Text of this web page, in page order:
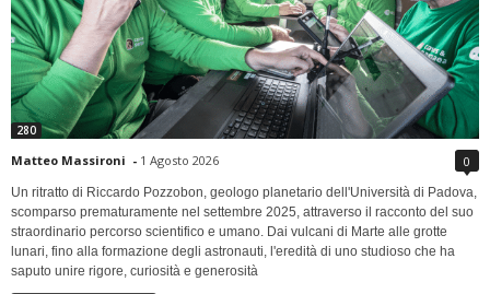
280
Matteo Massironi - 1 Agosto 2026 0
Un ritratto di Riccardo Pozzobon, geologo planetario dell'Università di Padova,
scomparso prematuramente nel settembre 2025, attraverso il racconto del suo
straordinario percorso scientifico e umano. Dai vulcani di Marte alle grotte
lunari, fino alla formazione degli astronauti, l'eredità di uno studioso che ha
saputo unire rigore, curiosità e generosità